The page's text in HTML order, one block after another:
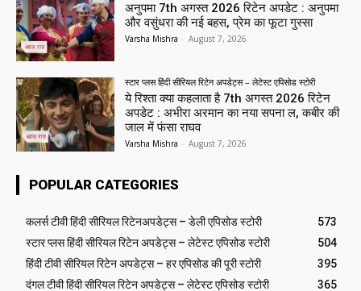
अनुपमा 7th अगस्त 2026 रिटेन अपडेट : अनुपमा
और वसुंधरा की नई बहस, प्रेम का फूटा गुस्सा
Varsha Mishra - August 7, 2026
स्टार प्लस हिंदी सीरियल रिटेन अपडेट्स – लेटेस्ट एपिसोड स्टोरी
ये रिश्ता क्या कहलाता है 7th अगस्त 2026 रिटेन
अपडेट : अभीरा अरमान का नया सपना ल, कबीर की
जाल में फंसा राघव
Varsha Mishra - August 7, 2026
POPULAR CATEGORIES
कलर्स टीवी हिंदी सीरियल रिटेनअपडेट्स – डेली एपिसोड स्टोरी
573
स्टार प्लस हिंदी सीरियल रिटेन अपडेट्स – लेटेस्ट एपिसोड स्टोरी
504
हिंदी टीवी सीरियल रिटेन अपडेट्स – हर एपिसोड की पूरी स्टोरी
395
दंगल टीवी हिंदी सीरियल रिटेन अपडेट्स – लेटेस्ट एपिसोड स्टोरी
365